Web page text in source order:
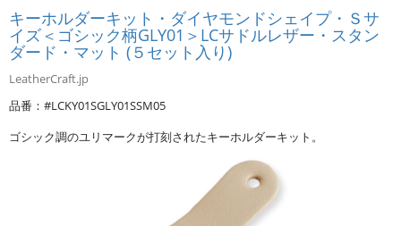
ド
ッ
ト・
ジ
ェ
ー
ピ
キーホルダーキット・ダイヤモンドシェイプ・Ｓサ
イズ＜ゴシック柄GLY01＞LCサドルレザー・スタン
ダード・マット (５セット入り)
LeatherCraft.jp
品番：#LCKY01SGLY01SSM05
ゴシック調のユリマークが打刻されたキーホルダーキット。